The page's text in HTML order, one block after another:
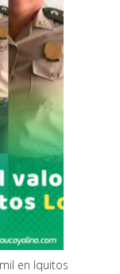
en Iquitos